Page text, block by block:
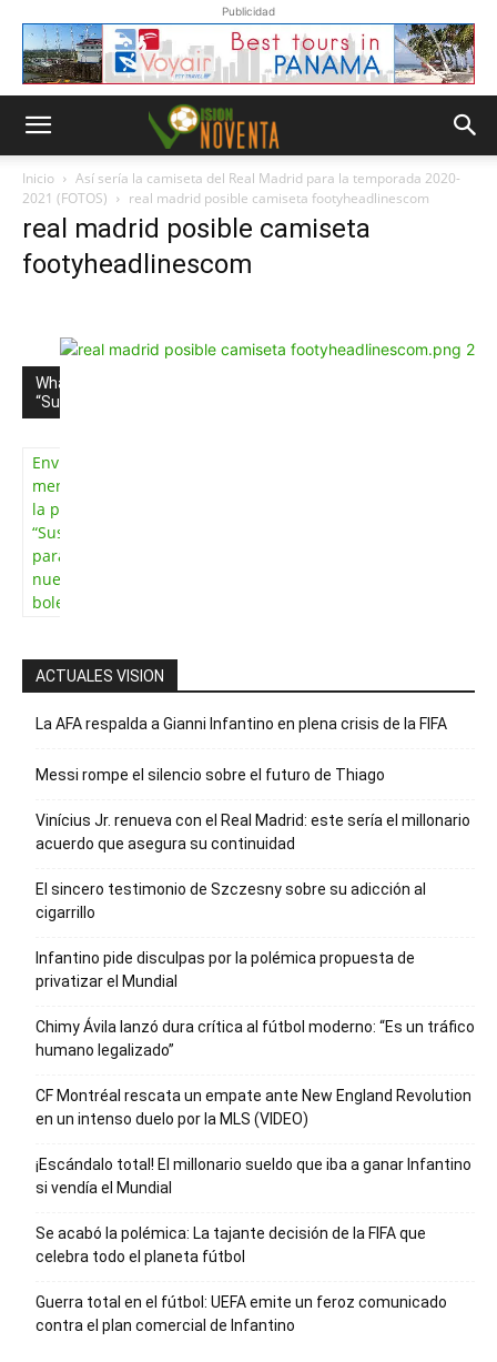
Publicidad
Inicio
Así sería la camiseta del Real Madrid para la temporada 2020-
2021 (FOTOS)
real madrid posible camiseta footyheadlinescom
real madrid posible camiseta
footyheadlinescom
Whatsapp
“Suscripción”
Envíanos un
mensaje con
la palabra
“Suscripción”
para recibir
nuestro
boletín
ACTUALES VISION
La AFA respalda a Gianni Infantino en plena crisis de la FIFA
Messi rompe el silencio sobre el futuro de Thiago
Vinícius Jr. renueva con el Real Madrid: este sería el millonario
acuerdo que asegura su continuidad
El sincero testimonio de Szczesny sobre su adicción al
cigarrillo
Infantino pide disculpas por la polémica propuesta de
privatizar el Mundial
Chimy Ávila lanzó dura crítica al fútbol moderno: “Es un tráfico
humano legalizado”
CF Montréal rescata un empate ante New England Revolution
en un intenso duelo por la MLS (VIDEO)
¡Escándalo total! El millonario sueldo que iba a ganar Infantino
si vendía el Mundial
Se acabó la polémica: La tajante decisión de la FIFA que
celebra todo el planeta fútbol
Guerra total en el fútbol: UEFA emite un feroz comunicado
contra el plan comercial de Infantino